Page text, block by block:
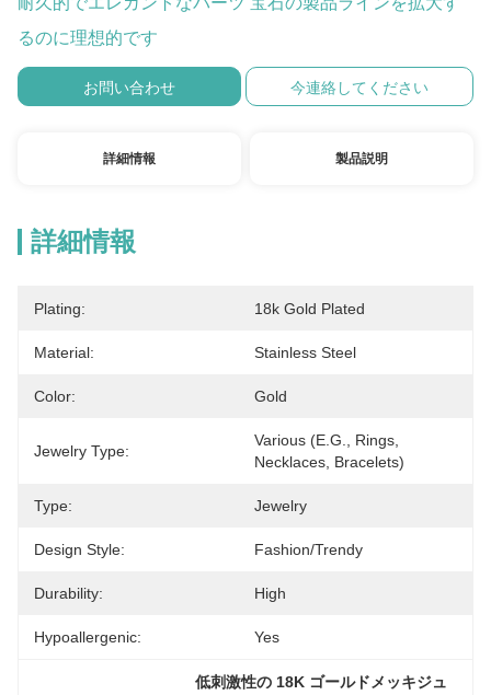
るのに理想的です
お問い合わせ 今連絡してください
詳細情報 製品説明
詳細情報
Plating: 18k Gold Plated
Material: Stainless Steel
Color: Gold
Jewelry Type:
Various (e.g., Rings,
Necklaces, Bracelets)
Type: Jewelry
Design Style: Fashion/Trendy
Durability: High
Hypoallergenic: Yes
低刺激性の 18K ゴールドメッキジュ